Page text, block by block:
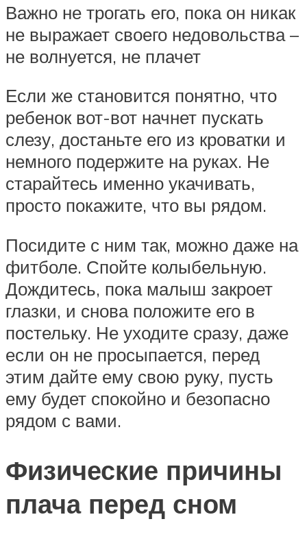
Важно не трогать его, пока он никак
не выражает своего недовольства –
не волнуется, не плачет
Если же становится понятно, что
ребенок вот-вот начнет пускать
слезу, достаньте его из кроватки и
немного подержите на руках. Не
старайтесь именно укачивать,
просто покажите, что вы рядом.
Посидите с ним так, можно даже на
фитболе. Спойте колыбельную.
Дождитесь, пока малыш закроет
глазки, и снова положите его в
постельку. Не уходите сразу, даже
если он не просыпается, перед
этим дайте ему свою руку, пусть
ему будет спокойно и безопасно
рядом с вами.
Физические причины
плача перед сном